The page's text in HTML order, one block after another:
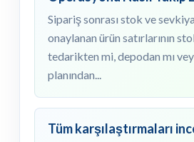
Sipariş sonrası stok ve
onaylanan ürün satırlarının
tedarikten mi, depodan mı
planından...
Tüm karşılaştırmaları